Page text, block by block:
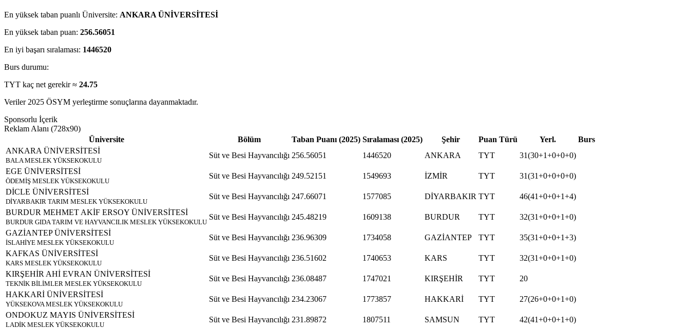
En yüksek taban puanlı Üniversite: ANKARA ÜNİVERSİTESİ
En yüksek taban puan: 256.56051
En iyi başarı sıralaması: 1446520
Burs durumu:
TYT kaç net gerekir ≈ 24.75
Veriler 2025 ÖSYM yerleştirme sonuçlarına dayanmaktadır.
Sponsorlu İçerik
Reklam Alanı (728x90)
Üniversite
Bölüm Taban Puanı (2025) Sıralaması (2025) Şehir Puan Türü Yerl.
Burs
ANKARA ÜNİVERSİTESİ
BALA MESLEK YÜKSEKOKULU
Süt ve Besi Hayvancılığı 256.56051 1446520 ANKARA TYT
31(30+1+0+0+0)
EGE ÜNİVERSİTESİ
ÖDEMİŞ MESLEK YÜKSEKOKULU
Süt ve Besi Hayvancılığı 249.52151 1549693 İZMİR TYT
31(31+0+0+0+0)
DİCLE ÜNİVERSİTESİ
DİYARBAKIR TARIM MESLEK YÜKSEKOKULU
Süt ve Besi Hayvancılığı 247.66071 1577085 DİYARBAKIR TYT
46(41+0+0+1+4)
BURDUR MEHMET AKİF ERSOY ÜNİVERSİTESİ
BURDUR GIDA TARIM VE HAYVANCILIK MESLEK YÜKSEKOKULU
Süt ve Besi Hayvancılığı 245.48219 1609138 BURDUR TYT
32(31+0+0+1+0)
GAZİANTEP ÜNİVERSİTESİ
İSLAHİYE MESLEK YÜKSEKOKULU
Süt ve Besi Hayvancılığı 236.96309 1734058 GAZİANTEP TYT
35(31+0+0+1+3)
KAFKAS ÜNİVERSİTESİ
KARS MESLEK YÜKSEKOKULU
Süt ve Besi Hayvancılığı 236.51602 1740653 KARS TYT
32(31+0+0+1+0)
KIRŞEHİR AHİ EVRAN ÜNİVERSİTESİ
TEKNİK BİLİMLER MESLEK YÜKSEKOKULU
Süt ve Besi Hayvancılığı 236.08487 1747021 KIRŞEHİR TYT
20
HAKKARİ ÜNİVERSİTESİ
YÜKSEKOVA MESLEK YÜKSEKOKULU
Süt ve Besi Hayvancılığı 234.23067 1773857 HAKKARİ TYT
27(26+0+0+1+0)
ONDOKUZ MAYIS ÜNİVERSİTESİ
LADİK MESLEK YÜKSEKOKULU
Süt ve Besi Hayvancılığı 231.89872 1807511 SAMSUN TYT
42(41+0+0+1+0)